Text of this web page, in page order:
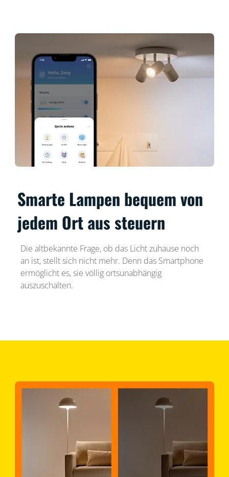
Smarte Lampen bequem von
jedem Ort aus steuern
Die altbekannte Frage, ob das Licht zuhause noch
an ist, stellt sich nicht mehr. Denn das Smartphone
ermöglicht es, sie völlig ortsunabhängig
auszuschalten.